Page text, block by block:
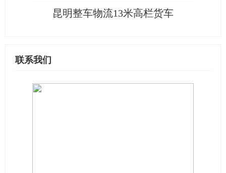
昆明整车物流13米高栏货车
联系我们